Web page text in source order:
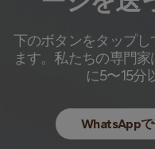
下のボタンをタップ
ます。私たちの専門
に5〜15分
WhatsAppで